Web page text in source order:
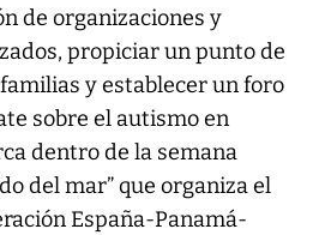
de organizaciones y
propiciar un punto de
y establecer un foro
sobre el autismo en
dentro de la semana
del mar” que organiza el
España-Panamá-